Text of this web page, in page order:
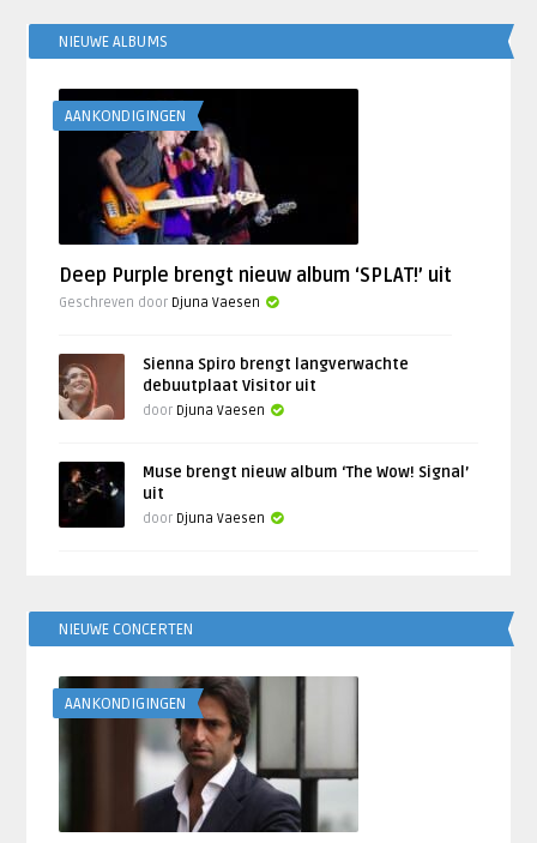
NIEUWE ALBUMS
AANKONDIGINGEN
Deep Purple brengt nieuw album ‘SPLAT!’ uit
Geschreven door Djuna Vaesen
Sienna Spiro brengt langverwachte
debuutplaat Visitor uit
door Djuna Vaesen
Muse brengt nieuw album ‘The Wow! Signal’
uit
door Djuna Vaesen
NIEUWE CONCERTEN
AANKONDIGINGEN